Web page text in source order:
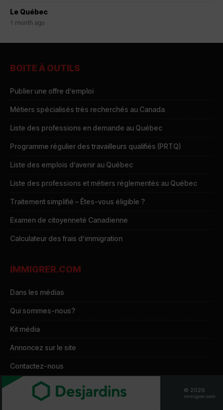
Le Québec
1 month ago
BOITE À OUTILS
Publier une offre d’emploi
Métiers spécialisés très recherchés au Canada
Liste des professions en demande au Québec
Programme régulier des travailleurs qualifiés (PRTQ)
Liste des emplois d’avenir au Québec
Liste des professions et métiers réglementés au Québec
Traitement simplifié – Êtes-vous éligible ?
Examen de citoyenneté Canadienne
Calculateur des frais d’immigration
IMMIGRER.COM
Dans les médias
Qui sommes-nous?
Kit média
Annoncez sur le site
Contactez-nous
Politique de confidentialité
Gestion de mes cookies
© 2026
immigrer.com